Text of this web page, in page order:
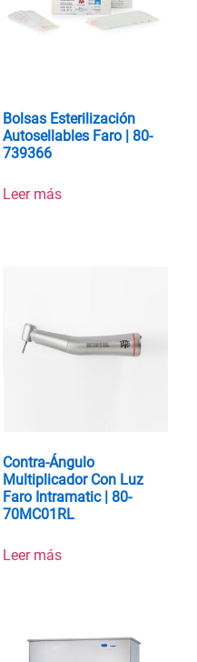
Bolsas Esterilización
Autosellables Faro | 80-
739366
Leer más
Contra-Ángulo
Multiplicador Con Luz
Faro Intramatic | 80-
70MC01RL
Leer más